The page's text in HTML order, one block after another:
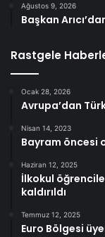
Ağustos 9, 2026
Başkan
Rastgele
Ocak 28, 2026
Avrupa’dan
Nisan 14, 2023
Bayram öncesi
Haziran 12, 2025
İlkokul
kaldırıldı
Temmuz 12, 2025
Euro Bölgesi